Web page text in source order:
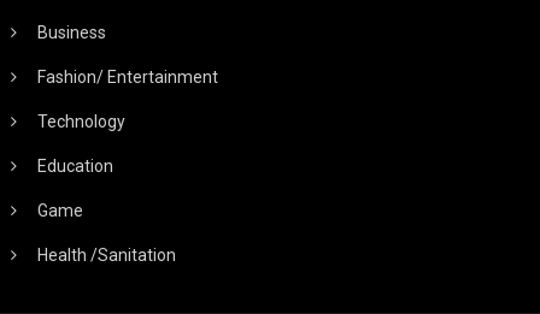
Business
Fashion/ Entertainment
Technology
Education
Game
Health /Sanitation